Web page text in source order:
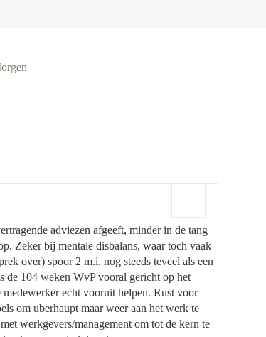
adviezen afgeeft, minder in de tang
Zeker bij mentale disbalans, waar toch vaak
over) spoor 2 m.i. nog steeds teveel als een
de 104 weken WvP vooral gericht op het
echt vooruit helpen. Rust voor
om uberhaupt maar weer aan het werk te
werkgevers/management om tot de kern te